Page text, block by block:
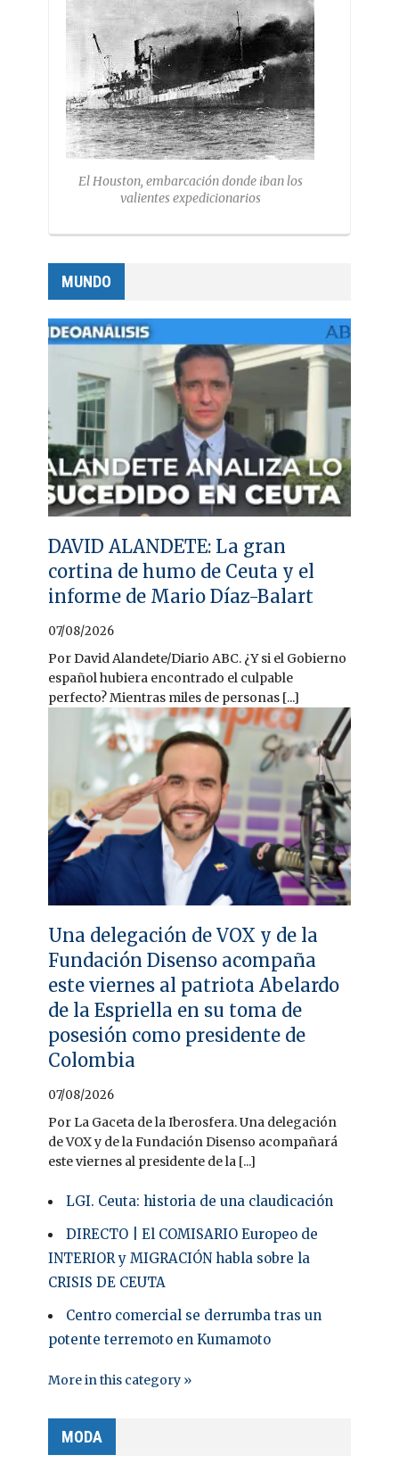
El Houston, embarcación donde iban los
valientes expedicionarios
MUNDO
DAVID ALANDETE: La gran
cortina de humo de Ceuta y el
informe de Mario Díaz-Balart
07/08/2026
Por David Alandete/Diario ABC. ¿Y si el Gobierno
español hubiera encontrado el culpable
perfecto? Mientras miles de personas [...]
Una delegación de VOX y de la
Fundación Disenso acompaña
este viernes al patriota Abelardo
de la Espriella en su toma de
posesión como presidente de
Colombia
07/08/2026
Por La Gaceta de la Iberosfera. Una delegación
de VOX y de la Fundación Disenso acompañará
este viernes al presidente de la [...]
LGI. Ceuta: historia de una claudicación
DIRECTO | El COMISARIO Europeo de
INTERIOR y MIGRACIÓN habla sobre la
CRISIS DE CEUTA
Centro comercial se derrumba tras un
potente terremoto en Kumamoto
More in this category »
MODA